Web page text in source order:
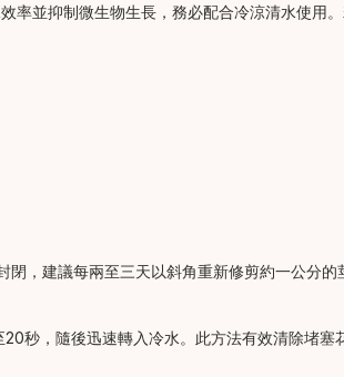
率並抑制微生物生長，務必配合冷涼清水使用
閉，建議每兩至三天以斜角重新修剪約一公分
20秒，隨後迅速轉入冷水。此方法有效清除堵塞